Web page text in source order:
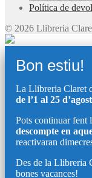
Política de
© 2026 Llibreria
Bon estiu!
La Llibreria Claret
de l’1 al 25 d’agost
Pots continuar fent
descompte en
reactivaran
Des de la Llibreria
bones vacances!